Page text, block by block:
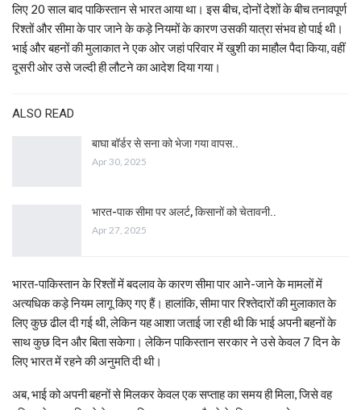
लिए 20 साल बाद पाकिस्तान से भारत आया था। इस बीच, दोनों देशों के बीच तनावपूर्ण
रिश्तों और सीमा के पार जाने के कड़े नियमों के कारण उसकी यात्रा संभव हो पाई थी।
भाई और बहनों की मुलाकात ने एक ओर जहां परिवार में खुशी का माहौल पैदा किया, वहीं
दूसरी ओर उसे जल्दी ही लौटने का आदेश दिया गया।
ALSO READ
बाघा बॉर्डर से सना को भेजा गया वापस..
Apr 30, 2025
भारत-पाक सीमा पर अलर्ट, किसानों को चेतावनी..
Apr 27, 2025
भारत-पाकिस्तान के रिश्तों में बदलाव के कारण सीमा पार आने-जाने के मामलों में
अत्यधिक कड़े नियम लागू किए गए हैं। हालांकि, सीमा पार रिश्तेदारों की मुलाकात के
लिए कुछ ढील दी गई थी, लेकिन यह आशा जताई जा रही थी कि भाई अपनी बहनों के
साथ कुछ दिन और बिता सकेगा। लेकिन पाकिस्तान सरकार ने उसे केवल 7 दिन के
लिए भारत में रहने की अनुमति दी थी।
अब, भाई को अपनी बहनों से मिलकर केवल एक सप्ताह का समय ही मिला, जिसे वह